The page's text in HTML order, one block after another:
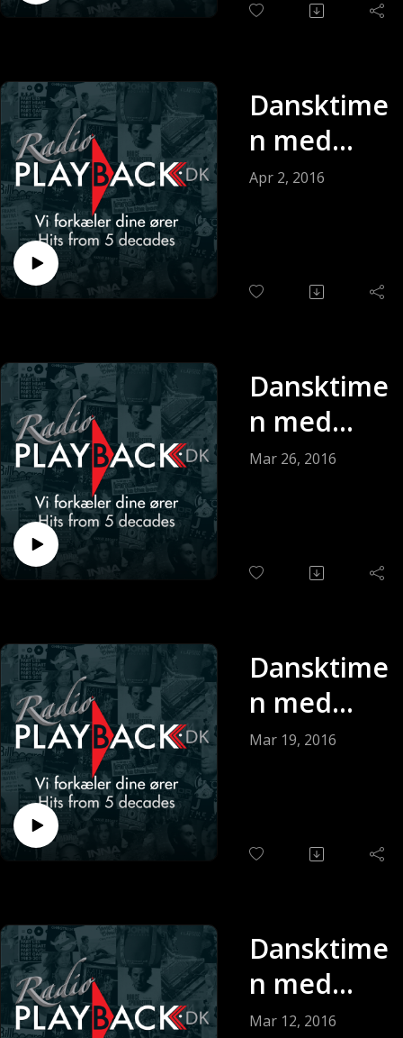
Dansktime
n med
Keldy
04-2016)
Apr 2, 2016
Dansktime
n med
Keldy
03-2016)
Mar 26, 2016
Dansktime
n med
Keldy
03-2016)
Mar 19, 2016
Dansktime
n med
Keldy
Mar 12, 2016